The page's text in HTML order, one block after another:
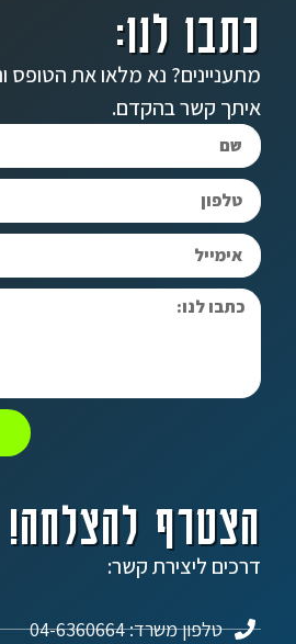
הצטרף להצלחה!
דרכים ליצירת קשר:
טלפון משרד: 04-6360664
כתבו לנו:
מתעניינים? נא מלאו את הטופס
איתך קשר בהקדם.